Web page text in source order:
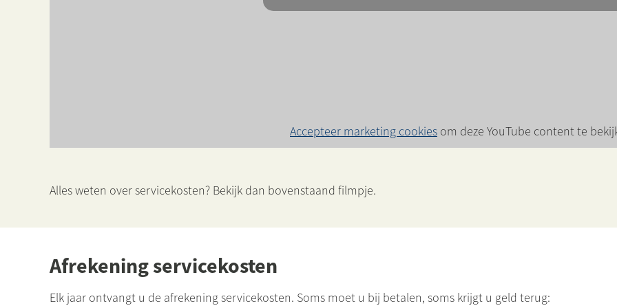
Accepteer marketing cookies om deze YouTube content te
Alles weten over servicekosten? Bekijk dan bovenstaand filmpje.
Afrekening servicekosten
Elk jaar ontvangt u de afrekening servicekosten. Soms moet u bij betalen, soms krijgt u geld terug: